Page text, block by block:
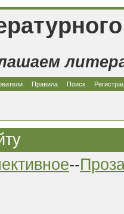
Правила Поиск
--